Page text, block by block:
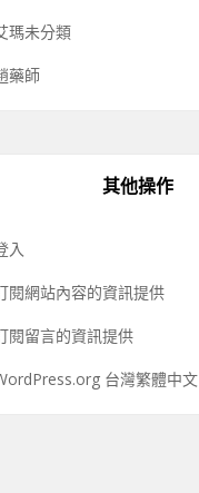
瑪未分類
藥師
其他操作
入
閱網站內容的資訊提供
閱留言的資訊提供
台灣繁體中文